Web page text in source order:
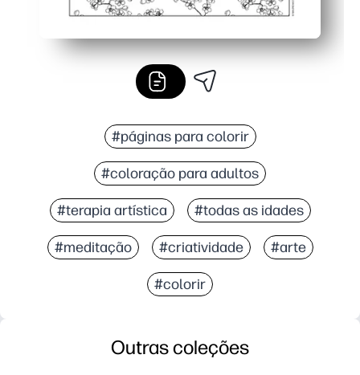
#páginas para colorir
#coloração para adultos
#terapia artística #todas as idades
#meditação #criatividade #arte
#colorir
Outras coleções